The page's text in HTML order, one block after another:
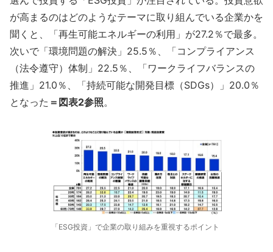
が高まるのはどのようなテーマに取り組んでいる企業かを
聞くと、「再生可能エネルギーの利用」が27.2％で最多。
次いで「環境問題の解決」25.5％、「コンプライアンス
（法令遵守）体制」22.5％、「ワークライフバランスの
推進」21.0％、「持続可能な開発目標（SDGs）」20.0％
となった ＝図表2参照。
「ESG投資」で企業の取り組みを重視するポイント